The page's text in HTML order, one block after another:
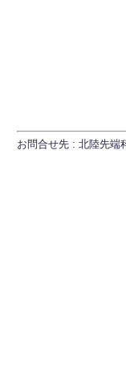
お問合せ先 : 北陸先